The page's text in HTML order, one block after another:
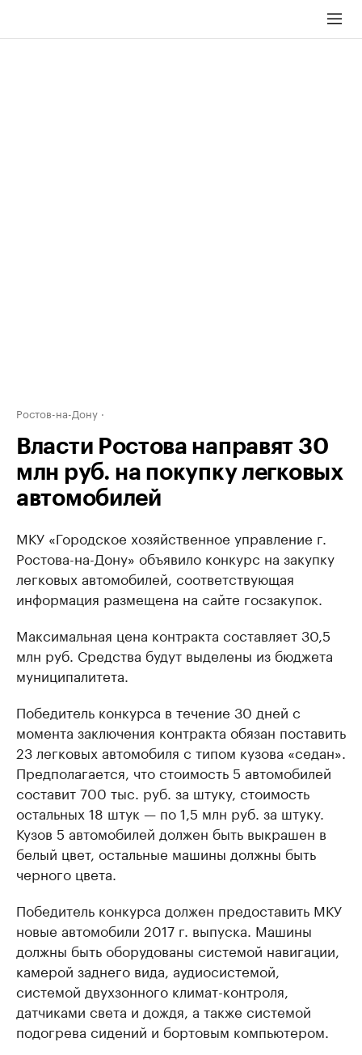
Ростов-на-Дону
Власти Ростова направят 30
млн руб. на покупку легковых
автомобилей
МКУ «Городское хозяйственное управление г.
Ростова-на-Дону» объявило конкурс на закупку
легковых автомобилей, соответствующая
информация размещена на сайте госзакупок.
Максимальная цена контракта составляет 30,5
млн руб. Средства будут выделены из бюджета
муниципалитета.
Победитель конкурса в течение 30 дней с
момента заключения контракта обязан поставить
23 легковых автомобиля с типом кузова «седан».
Предполагается, что стоимость 5 автомобилей
составит 700 тыс. руб. за штуку, стоимость
остальных 18 штук — по 1,5 млн руб. за штуку.
Кузов 5 автомобилей должен быть выкрашен в
белый цвет, остальные машины должны быть
черного цвета.
Победитель конкурса должен предоставить МКУ
новые автомобили 2017 г. выпуска. Машины
должны быть оборудованы системой навигации,
камерой заднего вида, аудиосистемой,
системой двухзонного климат-контроля,
датчиками света и дождя, а также системой
подогрева сидений и бортовым компьютером.